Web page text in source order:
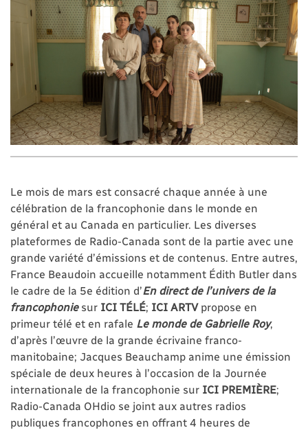
Le mois de mars est consacré chaque année à une
célébration de la francophonie dans le monde en
général et au Canada en particulier. Les diverses
plateformes de Radio-Canada sont de la partie avec une
grande variété d’émissions et de contenus. Entre autres,
France Beaudoin accueille notamment Édith Butler dans
le cadre de la 5e édition d’En direct de l’univers de la
francophoniesur ICI TÉLÉ; ICI ARTVpropose en
primeur télé et en rafale Le monde de Gabrielle Roy,
d’après l’œuvre de la grande écrivaine franco-
manitobaine; Jacques Beauchamp anime une émission
spéciale de deux heures à l’occasion de la Journée
internationale de la francophonie sur ICI PREMIÈRE;
Radio-Canada OHdio se joint aux autres radios
publiques francophones en offrant 4 heures de